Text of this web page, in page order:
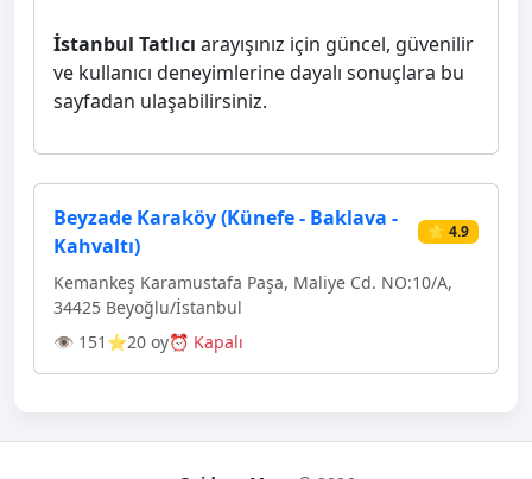
İstanbul Tatlıcı arayışınız için güncel, güvenilir
ve kullanıcı deneyimlerine dayalı sonuçlara bu
sayfadan ulaşabilirsiniz.
Beyzade Karaköy (Künefe - Baklava -
Kahvaltı)
⭐ 4.9
Kemankeş Karamustafa Paşa, Maliye Cd. NO:10/A,
34425 Beyoğlu/İstanbul
👁 151 ⭐20 oy⏰ Kapalı